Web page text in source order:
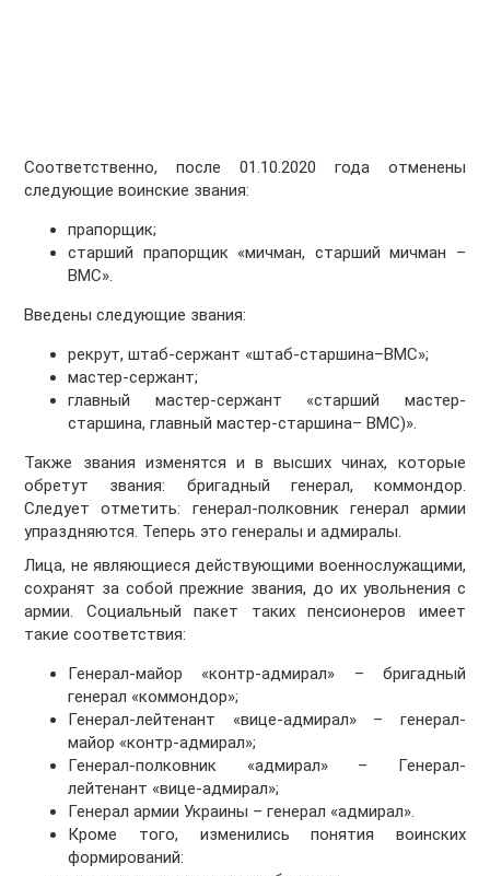
Соответственно, после 01.10.2020 года отменены
следующие воинские звания:
прапорщик;
старший прапорщик «мичман, старший мичман –
ВМС».
Введены следующие звания:
рекрут, штаб-сержант «штаб-старшина–ВМС»;
мастер-сержант;
главный мастер-сержант «старший мастер-
старшина, главный мастер-старшина– ВМС)».
Также звания изменятся и в высших чинах, которые
обретут звания: бригадный генерал, коммондор.
Следует отметить: генерал-полковник генерал армии
упраздняются. Теперь это генералы и адмиралы.
Лица, не являющиеся действующими военнослужащими,
сохранят за собой прежние звания, до их увольнения с
армии. Социальный пакет таких пенсионеров имеет
такие соответствия:
Генерал-майор «контр-адмирал» – бригадный
генерал «коммондор»;
Генерал-лейтенант «вице-адмирал» – генерал-
майор «контр-адмирал»;
Генерал-полковник «адмирал» – Генерал-
лейтенант «вице-адмирал»;
Генерал армии Украины – генерал «адмирал».
Кроме того, изменились понятия воинских
формирований: